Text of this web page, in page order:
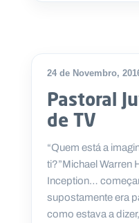
24 de Novembro,
Pastoral
de TV
“Quem está a
ti?”Michael Warren
Inception…
supostamente era
como estava a